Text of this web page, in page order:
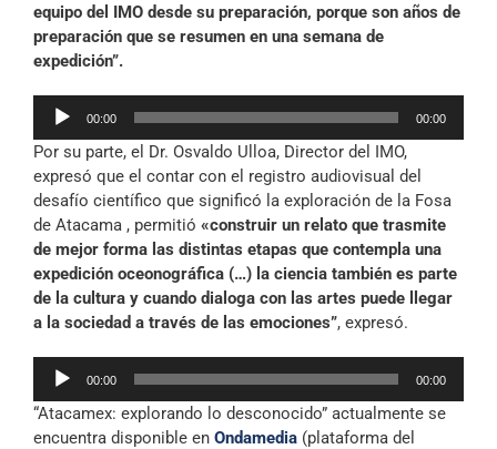
equipo del IMO desde su preparación, porque son años de
preparación que se resumen en una semana de
expedición”.
Reproductor
audio
00:00 00:00
Por su parte, el Dr. Osvaldo Ulloa, Director del IMO,
expresó que el contar con el registro audiovisual del
desafío científico que significó la exploración de la Fosa
de Atacama , permitió «construir un relato que trasmite
de mejor forma las distintas etapas que contempla una
expedición oceonográfica (…) la ciencia también es parte
de la cultura y cuando dialoga con las artes puede llegar
a la sociedad a través de las emociones”, expresó.
Reproductor
audio
00:00 00:00
“Atacamex: explorando lo desconocido” actualmente se
encuentra disponible en Ondamedia (plataforma del